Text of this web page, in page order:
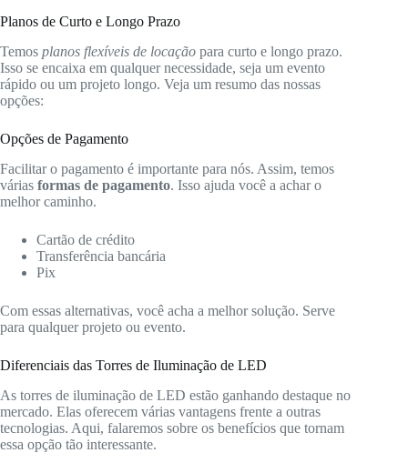
Planos de Curto e Longo Prazo
Temos planos flexíveis de locação para curto e longo prazo.
Isso se encaixa em qualquer necessidade, seja um evento
rápido ou um projeto longo. Veja um resumo das nossas
opções:
Opções de Pagamento
Facilitar o pagamento é importante para nós. Assim, temos
várias formas de pagamento. Isso ajuda você a achar o
melhor caminho.
Cartão de crédito
Transferência bancária
Pix
Com essas alternativas, você acha a melhor solução. Serve
para qualquer projeto ou evento.
Diferenciais das Torres de Iluminação de LED
As torres de iluminação de LED estão ganhando destaque no
mercado. Elas oferecem várias vantagens frente a outras
tecnologias. Aqui, falaremos sobre os benefícios que tornam
essa opção tão interessante.